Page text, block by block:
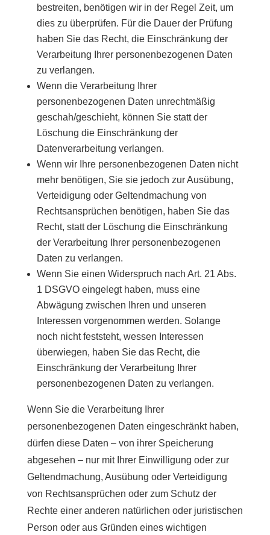
bestreiten, benötigen wir in der Regel Zeit, um
dies zu überprüfen. Für die Dauer der Prüfung
haben Sie das Recht, die Einschränkung der
Verarbeitung Ihrer personenbezogenen Daten
zu verlangen.
Wenn die Verarbeitung Ihrer
personenbezogenen Daten unrechtmäßig
geschah/geschieht, können Sie statt der
Löschung die Einschränkung der
Datenverarbeitung verlangen.
Wenn wir Ihre personenbezogenen Daten nicht
mehr benötigen, Sie sie jedoch zur Ausübung,
Verteidigung oder Geltendmachung von
Rechtsansprüchen benötigen, haben Sie das
Recht, statt der Löschung die Einschränkung
der Verarbeitung Ihrer personenbezogenen
Daten zu verlangen.
Wenn Sie einen Widerspruch nach Art. 21 Abs.
1 DSGVO eingelegt haben, muss eine
Abwägung zwischen Ihren und unseren
Interessen vorgenommen werden. Solange
noch nicht feststeht, wessen Interessen
überwiegen, haben Sie das Recht, die
Einschränkung der Verarbeitung Ihrer
personenbezogenen Daten zu verlangen.
Wenn Sie die Verarbeitung Ihrer
personenbezogenen Daten eingeschränkt haben,
dürfen diese Daten – von ihrer Speicherung
abgesehen – nur mit Ihrer Einwilligung oder zur
Geltendmachung, Ausübung oder Verteidigung
von Rechtsansprüchen oder zum Schutz der
Rechte einer anderen natürlichen oder juristischen
Person oder aus Gründen eines wichtigen